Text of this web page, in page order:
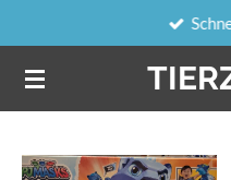
springen